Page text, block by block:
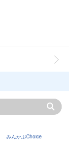
みんかぶChoice